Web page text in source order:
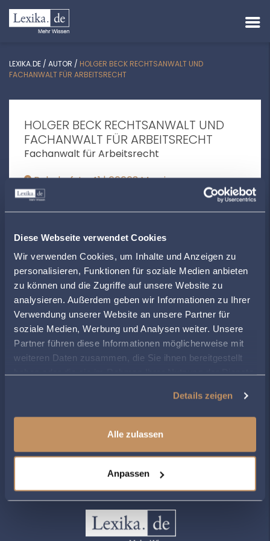
Diese Webseite verwendet Cookies
Wir verwenden Cookies, um Inhalte und Anzeigen zu
personalisieren, Funktionen für soziale Medien anbieten
zu können und die Zugriffe auf unsere Website zu
analysieren. Außerdem geben wir Informationen zu Ihrer
Verwendung unserer Website an unsere Partner für
soziale Medien, Werbung und Analysen weiter. Unsere
Partner führen diese Informationen möglicherweise mit
weiteren Daten zusammen, die Sie ihnen bereitgestellt
haben oder die sie im Rahmen Ihrer Nutzung der Dienste
Details zeigen
Alle zulassen
Anpassen
LEXIKA.DE / AUTOR / HOLGER BECK RECHTSANWALT UND
FACHANWALT FÜR ARBEITSRECHT
HOLGER BECK RECHTSANWALT UND
FACHANWALT FÜR ARBEITSRECHT
Fachanwalt für Arbeitsrecht
Bahnhofstr. 41 | 66663 Merzig
ÖFFNUNGSZEITEN
Montag 09:00 - 12:00, 14:00 - 17:00
Dienstag
09:00 - 12:00, 14:00 - 17:00
Mittwoch
09:00 - 12:00
Donnerstag
09:00 - 12:00, 14:00 - 17:00
Freitag
09:00 - 14:00